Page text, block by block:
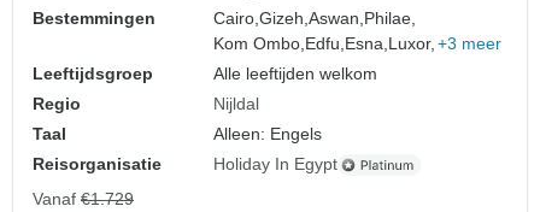
Bestemmingen
Cairo,Gizeh,Aswan, Philae,
Kom Ombo, Edfu, Esna, Luxor, +3 meer
Leeftijdsgroep
Alle leeftijden welkom
Regio
Nijldal
Taal
Alleen: Engels
Reisorganisatie
Holiday In Egypt
Vanaf €1.729